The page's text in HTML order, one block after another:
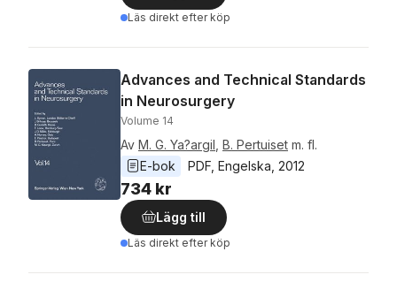
Läs direkt efter köp
Advances and Technical Standards
in Neurosurgery
Volume 14
Av M. G. Ya?argil B. Pertuiset m. fl.
E-bok
PDF Engelska 2012
734 kr
Lägg till
Läs direkt efter köp